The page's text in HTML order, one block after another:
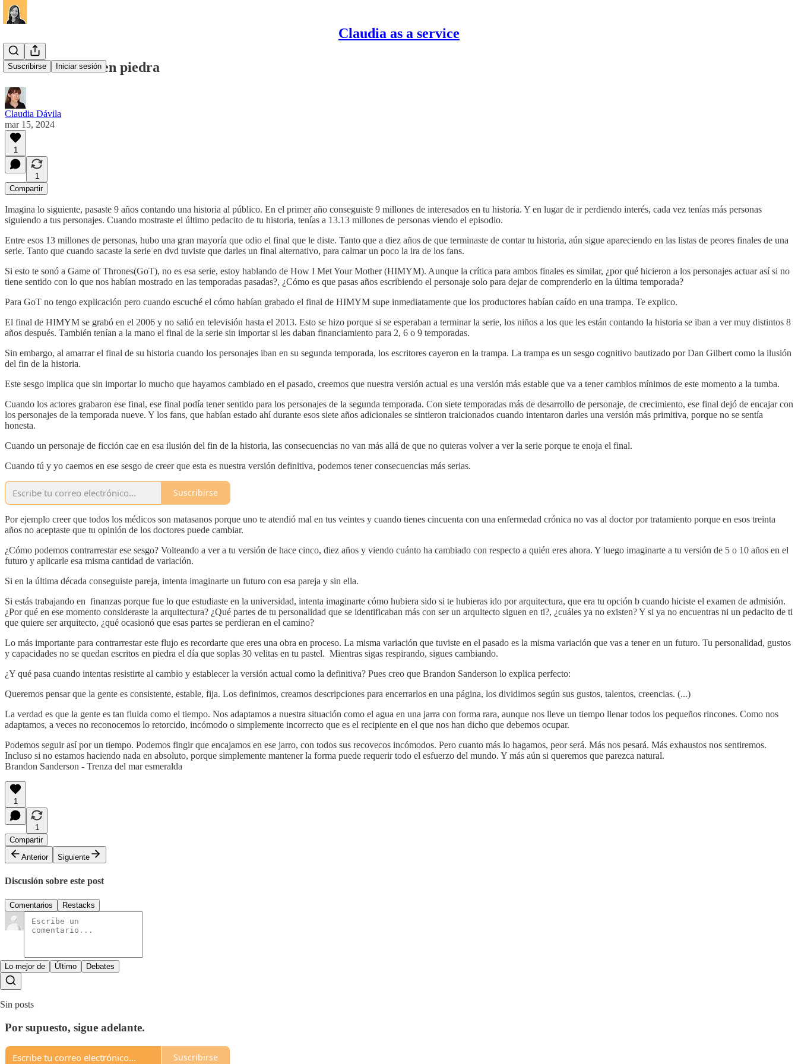
Claudia as a service
Suscribirse Iniciar sesión
Finales escritos en piedra
Claudia Dávila
mar 15, 2024
1
1
Compartir
Imagina lo siguiente, pasaste 9 años contando una historia al público. En el primer año conseguiste 9 millones de interesados en tu historia. Y en lugar de ir perdiendo interés, cada vez tenías más personas
siguiendo a tus personajes. Cuando mostraste el último pedacito de tu historia, tenías a 13.13 millones de personas viendo el episodio.
Entre esos 13 millones de personas, hubo una gran mayoría que odio el final que le diste. Tanto que a diez años de que terminaste de contar tu historia, aún sigue apareciendo en las listas de peores finales de una
serie. Tanto que cuando sacaste la serie en dvd tuviste que darles un final alternativo, para calmar un poco la ira de los fans.
Si esto te sonó a Game of Thrones(GoT), no es esa serie, estoy hablando de How I Met Your Mother (HIMYM). Aunque la crítica para ambos finales es similar, ¿por qué hicieron a los personajes actuar así si no
tiene sentido con lo que nos habían mostrado en las temporadas pasadas?, ¿Cómo es que pasas años escribiendo el personaje solo para dejar de comprenderlo en la última temporada?
Para GoT no tengo explicación pero cuando escuché el cómo habían grabado el final de HIMYM supe inmediatamente que los productores habían caído en una trampa. Te explico.
El final de HIMYM se grabó en el 2006 y no salió en televisión hasta el 2013. Esto se hizo porque si se esperaban a terminar la serie, los niños a los que les están contando la historia se iban a ver muy distintos 8
años después. También tenían a la mano el final de la serie sin importar si les daban financiamiento para 2, 6 o 9 temporadas.
Sin embargo, al amarrar el final de su historia cuando los personajes iban en su segunda temporada, los escritores cayeron en la trampa. La trampa es un sesgo cognitivo bautizado por Dan Gilbert como la ilusión
del fin de la historia.
Este sesgo implica que sin importar lo mucho que hayamos cambiado en el pasado, creemos que nuestra versión actual es una versión más estable que va a tener cambios mínimos de este momento a la tumba.
Cuando los actores grabaron ese final, ese final podía tener sentido para los personajes de la segunda temporada. Con siete temporadas más de desarrollo de personaje, de crecimiento, ese final dejó de encajar con
los personajes de la temporada nueve. Y los fans, que habían estado ahí durante esos siete años adicionales se sintieron traicionados cuando intentaron darles una versión más primitiva, porque no se sentía
honesta.
Cuando un personaje de ficción cae en esa ilusión del fin de la historia, las consecuencias no van más allá de que no quieras volver a ver la serie porque te enoja el final.
Cuando tú y yo caemos en ese sesgo de creer que esta es nuestra versión definitiva, podemos tener consecuencias más serias.
Suscribirse
Por ejemplo creer que todos los médicos son matasanos porque uno te atendió mal en tus veintes y cuando tienes cincuenta con una enfermedad crónica no vas al doctor por tratamiento porque en esos treinta
años no aceptaste que tu opinión de los doctores puede cambiar.
¿Cómo podemos contrarrestar ese sesgo? Volteando a ver a tu versión de hace cinco, diez años y viendo cuánto ha cambiado con respecto a quién eres ahora. Y luego imaginarte a tu versión de 5 o 10 años en el
futuro y aplicarle esa misma cantidad de variación.
Si en la última década conseguiste pareja, intenta imaginarte un futuro con esa pareja y sin ella.
Si estás trabajando en finanzas porque fue lo que estudiaste en la universidad, intenta imaginarte cómo hubiera sido si te hubieras ido por arquitectura, que era tu opción b cuando hiciste el examen de admisión.
¿Por qué en ese momento consideraste la arquitectura? ¿Qué partes de tu personalidad que se identificaban más con ser un arquitecto siguen en ti?, ¿cuáles ya no existen? Y si ya no encuentras ni un pedacito de ti
que quiere ser arquitecto, ¿qué ocasionó que esas partes se perdieran en el camino?
Lo más importante para contrarrestar este flujo es recordarte que eres una obra en proceso. La misma variación que tuviste en el pasado es la misma variación que vas a tener en un futuro. Tu personalidad, gustos
y capacidades no se quedan escritos en piedra el día que soplas 30 velitas en tu pastel. Mientras sigas respirando, sigues cambiando.
¿Y qué pasa cuando intentas resistirte al cambio y establecer la versión actual como la definitiva? Pues creo que Brandon Sanderson lo explica perfecto:
Queremos pensar que la gente es consistente, estable, fija. Los definimos, creamos descripciones para encerrarlos en una página, los dividimos según sus gustos, talentos, creencias. (...)
La verdad es que la gente es tan fluida como el tiempo. Nos adaptamos a nuestra situación como el agua en una jarra con forma rara, aunque nos lleve un tiempo llenar todos los pequeños rincones. Como nos
adaptamos, a veces no reconocemos lo retorcido, incómodo o simplemente incorrecto que es el recipiente en el que nos han dicho que debemos ocupar.
Podemos seguir así por un tiempo. Podemos fingir que encajamos en ese jarro, con todos sus recovecos incómodos. Pero cuanto más lo hagamos, peor será. Más nos pesará. Más exhaustos nos sentiremos.
Incluso si no estamos haciendo nada en absoluto, porque simplemente mantener la forma puede requerir todo el esfuerzo del mundo. Y más aún si queremos que parezca natural.
Brandon Sanderson - Trenza del mar esmeralda
1
1
Compartir
Anterior
Siguiente
Discusión sobre este post
Comentarios Restacks
Lo mejor de Último Debates
Sin posts
Por supuesto, sigue adelante.
Suscribirse